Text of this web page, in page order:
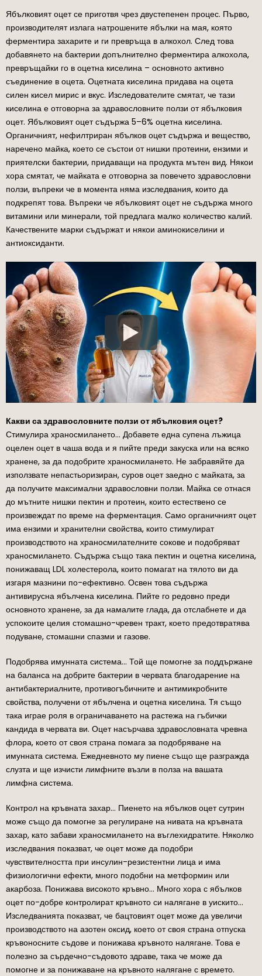
Ябълковият оцет се приготвя чрез двустепенен процес. Първо,
производителят излага натрошените ябълки на мая, която
ферментира захарите и ги превръща в алкохол. След това
добавянето на бактерии допълнително ферментира алкохола,
превръщайки го в оцетна киселина – основното активно
съединение в оцета. Оцетната киселина придава на оцета
силен кисел мирис и вкус. Изследователите смятат, че тази
киселина е отговорна за здравословните ползи от ябълковия
оцет. Ябълковият оцет съдържа 5–6% оцетна киселина.
Органичният, нефилтриран ябълков оцет съдържа и вещество,
наречено майка, което се състои от нишки протеини, ензими и
приятелски бактерии, придаващи на продукта мътен вид. Някои
хора смятат, че майката е отговорна за повечето здравословни
ползи, въпреки че в момента няма изследвания, които да
подкрепят това. Въпреки че ябълковият оцет не съдържа много
витамини или минерали, той предлага малко количество калий.
Качествените марки съдържат и някои аминокиселини и
антиоксиданти.
Какви са здравословните ползи от ябълковия оцет?
Стимулира храносмилането… Добавете една супена лъжица
оцелен оцет в чаша вода и я пийте преди закуска или на всяко
хранене, за да подобрите храносмилането. Не забравяйте да
използвате непастьоризиран, суров оцет заедно с майката, за
да получите максимални здравословни ползи. Майка се отнася
до мътните нишки пектин и протеин, които естествено се
произвеждат по време на ферментация. Само органичният оцет
има ензими и хранителни свойства, които стимулират
производството на храносмилателните сокове и подобряват
храносмилането. Съдържа също така пектин и оцетна киселина,
понижаващ LDL холестерола, които помагат на тялото ви да
изгаря мазнини по-ефективно. Освен това съдържа
антивирусна ябълчена киселина. Пийте го редовно преди
основното хранене, за да намалите глада, да отслабнете и да
успокоите целия стомашно-чревен тракт, което предотвратява
подуване, стомашни спазми и газове.
Подобрява имунната система… Той ще помогне за поддържане
на баланса на добрите бактерии в червата благодарение на
антибактериалните, противогъбичните и антимикробните
свойства, получени от ябълчена и оцетна киселина. Тя също
така играе роля в ограничаването на растежа на гъбички
кандида в червата ви. Оцет насърчава здравословната чревна
флора, което от своя страна помага за подобряване на
имунната система. Ежедневното му пиене също ще разгражда
слузта и ще изчисти лимфните възли в полза на вашата
лимфна система.
Контрол на кръвната захар… Пиенето на ябълков оцет сутрин
може също да помогне за регулиране на нивата на кръвната
захар, като забави храносмилането на въглехидратите. Няколко
изследвания показват, че оцет може да подобри
чувствителността при инсулин-резистентни лица и има
физиологични ефекти, много подобни на метформин или
акарбоза. Понижава високото кръвно… Много хора с ябълков
оцет по-добре контролират кръвното си налягане в уискито…
Изследванията показват, че бацтовият оцет може да увеличи
производството на азотен оксид, което от своя страна отпуска
кръвоносните съдове и понижава кръвното налягане. Това е
полезно за сърдечно-съдовото здраве, така че може да
помогне и за понижаване на кръвното налягане с времето.